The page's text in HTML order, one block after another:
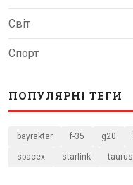
Світ
Спорт
ПОПУЛЯРНІ ТЕГИ
bayraktar f-35 g20
spacex starlink taurus